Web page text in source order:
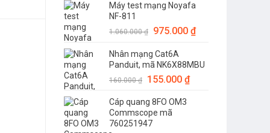
Máy test mạng Noyafa
NF-811
1.060.000₫
Giá
là:
1.060.000 ₫.
975.000 ₫Giá
là:
Nhân mạng Cat6A
Panduit, mã NK6X88MBU
160.000₫
Giá
là:
160.000 ₫.
155.000 ₫Giá
Cáp quang 8FO OM3
Commscope mã
760251947